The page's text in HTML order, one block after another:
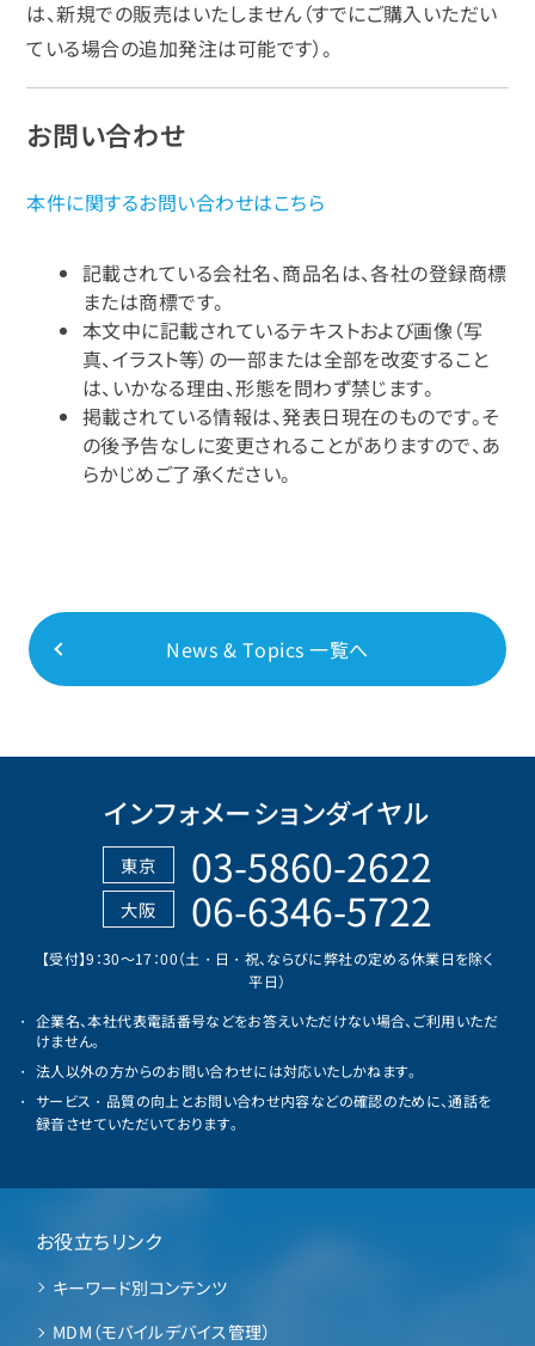
は、新規での販売はいたしません（すでにご購入いただい
ている場合の追加発注は可能です）。
お問い合わせ
本件に関するお問い合わせはこちら
記載されている会社名、商品名は、各社の登録商標
または商標です。
本文中に記載されているテキストおよび画像（写
真、イラスト等）の一部または全部を改変すること
は、いかなる理由、形態を問わず禁じます。
掲載されている情報は、発表日現在のものです。そ
の後予告なしに変更されることがありますので、あ
らかじめご了承ください。
News & Topics 一覧へ
インフォメーションダイヤル
東京 03-5860-2622
大阪 06-6346-5722
【受付】9：30～17：00（土・日・祝、ならびに弊社の定める休業日を除く
平日）
企業名、本社代表電話番号などをお答えいただけない場合、ご利用いただ
けません。
法人以外の方からのお問い合わせには対応いたしかねます。
サービス・品質の向上とお問い合わせ内容などの確認のために、通話を
録音させていただいております。
お役立ちリンク
キーワード別コンテンツ
MDM（モバイルデバイス管理）